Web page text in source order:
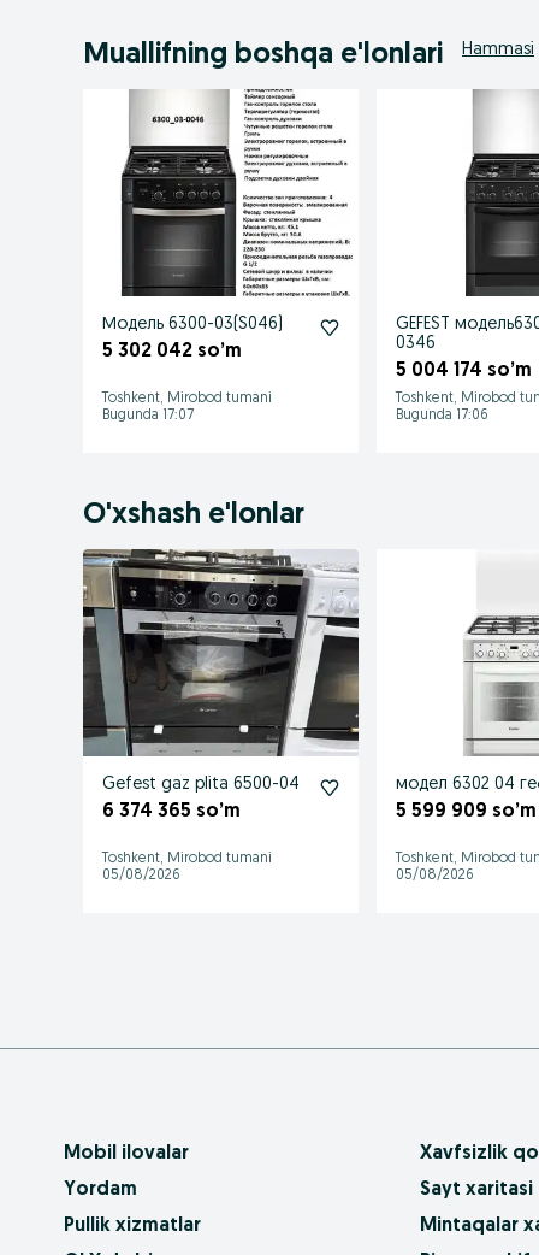
Muallifning boshqa e'lonlari Hammasi
Модель 6300-03(S046)
5 302 042 so’m
Toshkent, Mirobod tumani
Bugunda 17:07
GEFEST
0346
5 004 174 so’m
Toshkent, Mirobod
Bugunda 17:06
O'xshash e'lonlar
Gefest gaz plita 6500-04
6 374 365 so’m
Toshkent, Mirobod tumani
05/08/2026
модел 6302 04
5 599 909 so’m
Toshkent, Mirobod
05/08/2026
Mobil ilovalar
Yordam
Pullik xizmatlar
Xavfsizlik
Sayt xaritasi
Mintaqalar